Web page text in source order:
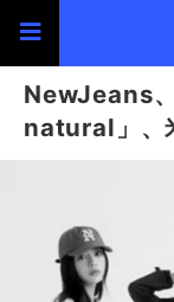
NewJeans
natural」、